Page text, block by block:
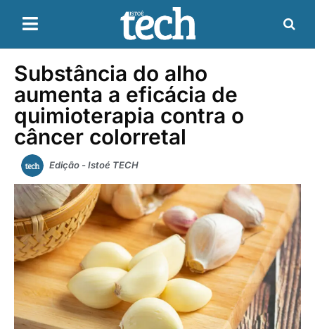
Substância do alho
aumenta a eficácia de
quimioterapia contra o
câncer colorretal
Edição - Istoé TECH